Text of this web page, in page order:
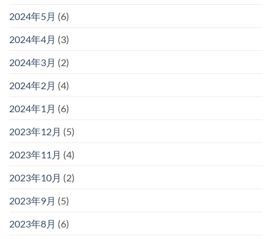
2024年5月 (6)
2024年4月 (3)
2024年3月 (2)
2024年2月 (4)
2024年1月 (6)
2023年12月 (5)
2023年11月 (4)
2023年10月 (2)
2023年9月 (5)
2023年8月 (6)